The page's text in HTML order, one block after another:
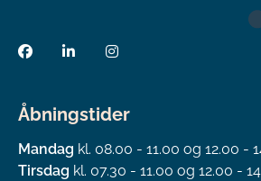
Åbningstider
Mandag kl. 08.00 - 11.00 og 12.00 -
Tirsdag kl. 07.30 - 11.00 og 12.00 -